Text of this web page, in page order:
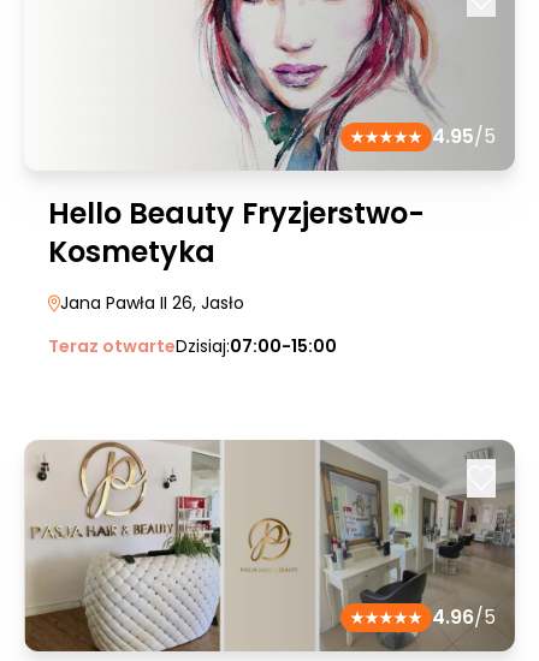
4.95/5
Hello Beauty Fryzjerstwo-
Kosmetyka
Jana Pawła II 26, Jasło
Teraz otwarteDzisiaj:07:00-15:00
4.96/5